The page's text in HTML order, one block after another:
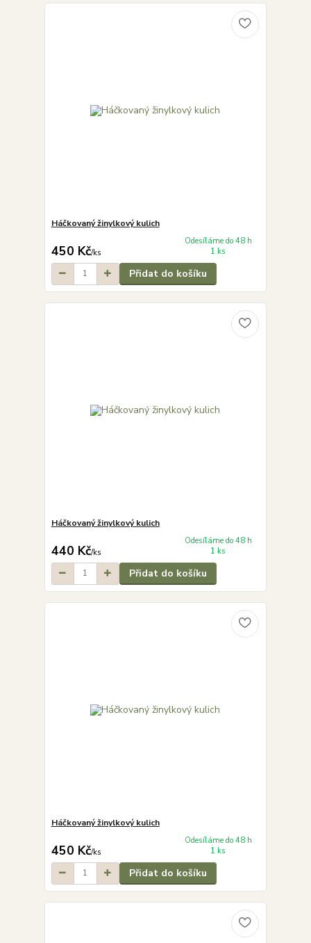
Háčkovaný žinylkový kulich
450 Kč/ks
Odesíláme do 48 h
1 ks
Přidat do košíku
Háčkovaný žinylkový kulich
440 Kč/ks
Odesíláme do 48 h
1 ks
Přidat do košíku
Háčkovaný žinylkový kulich
450 Kč/ks
Odesíláme do 48 h
1 ks
Přidat do košíku